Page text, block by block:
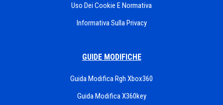
Uso Dei Cookie E Normativa
Informativa Sulla Privacy
GUIDE MODIFICHE
Guida Modifica Rgh Xbox360
Guida Modifica X360key